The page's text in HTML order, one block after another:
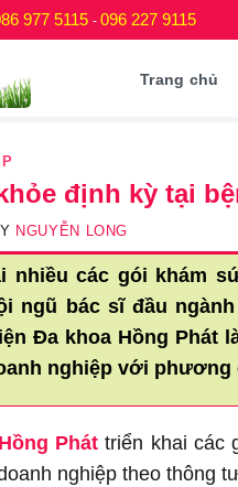
977 5115 - 096 227 9115
Trang chủ
định kỳ tại
NGUYỄN LONG
nhiều các gói khám
ngũ bác sĩ đầu
Đa khoa Hồng Phát
nghiệp với phương
Phát triển khai các
nghiệp theo thông